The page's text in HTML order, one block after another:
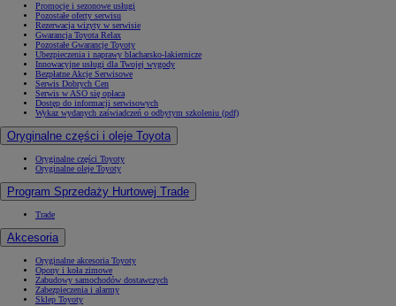
Promocje i sezonowe usługi
Pozostałe oferty serwisu
Rezerwacja wizyty w serwisie
Gwarancja Toyota Relax
Pozostałe Gwarancje Toyoty
Ubezpieczenia i naprawy blacharsko-lakiernicze
Innowacyjne usługi dla Twojej wygody
Bezpłatne Akcje Serwisowe
Serwis Dobrych Cen
Serwis w ASO się opłaca
Dostęp do informacji serwisowych
Wykaz wydanych zaświadczeń o odbytym szkoleniu (pdf)
Oryginalne części i oleje Toyota
Oryginalne części Toyoty
Oryginalne oleje Toyoty
Program Sprzedaży Hurtowej Trade
Trade
Akcesoria
Oryginalne akcesoria Toyoty
Opony i koła zimowe
Zabudowy samochodów dostawczych
Zabezpieczenia i alarmy
Sklep Toyoty